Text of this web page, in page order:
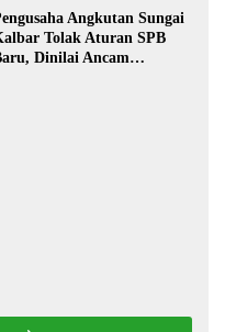
Angkutan Sungai
Tolak Aturan SPB
Dinilai Ancam